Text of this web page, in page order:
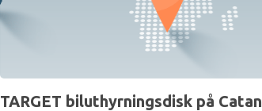
TARGET biluthyrningsdisk på